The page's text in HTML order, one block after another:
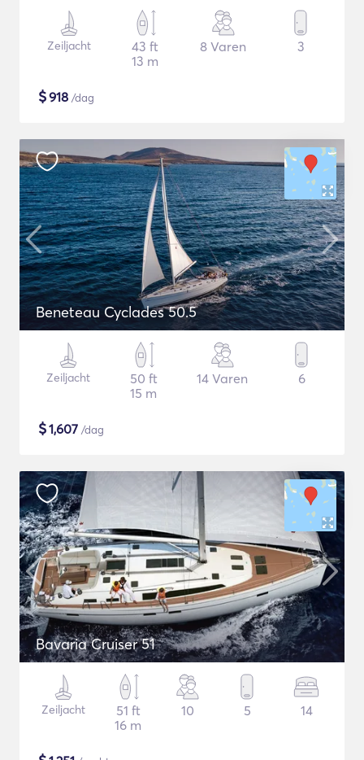
Zeiljacht
43 ft
13 m
8 Varen 3
$918 /dag
Beneteau Cyclades 50.5
Zeiljacht
50 ft
15 m
14 Varen 6
$1,607 /dag
Bavaria Cruiser 51
Zeiljacht
51 ft
16 m
10 5 14